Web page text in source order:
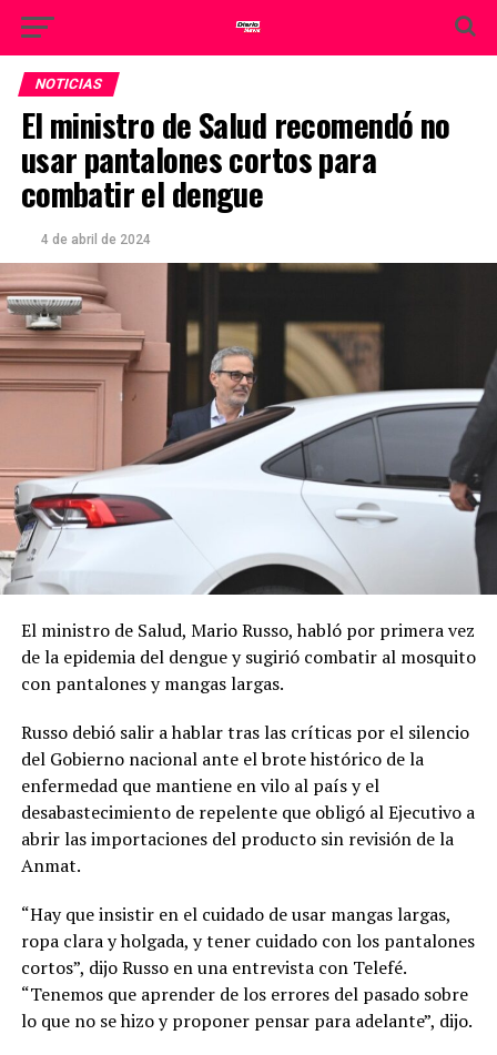
NOTICIAS
El ministro de Salud recomendó no
usar pantalones cortos para
combatir el dengue
4 de abril de 2024
El ministro de Salud, Mario Russo, habló por primera vez
de la epidemia del dengue y sugirió combatir al mosquito
con pantalones y mangas largas.
Russo debió salir a hablar tras las críticas por el silencio
del Gobierno nacional ante el brote histórico de la
enfermedad que mantiene en vilo al país y el
desabastecimiento de repelente que obligó al Ejecutivo a
abrir las importaciones del producto sin revisión de la
Anmat.
“Hay que insistir en el cuidado de usar mangas largas,
ropa clara y holgada, y tener cuidado con los pantalones
cortos”, dijo Russo en una entrevista con Telefé.
“Tenemos que aprender de los errores del pasado sobre
lo que no se hizo y proponer pensar para adelante”, dijo.